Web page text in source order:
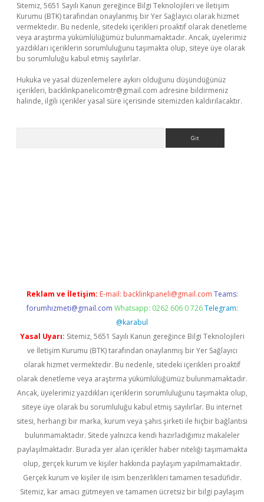
Sitemiz, 5651 Sayılı Kanun gereğince Bilgi Teknolojileri ve İletişim
Kurumu (BTK) tarafından onaylanmış bir Yer Sağlayıcı olarak hizmet
vermektedir. Bu nedenle, sitedeki içerikleri proaktif olarak denetleme
veya araştırma yükümlülüğümüz bulunmamaktadır. Ancak, üyelerimiz
yazdıkları içeriklerin sorumluluğunu taşımakta olup, siteye üye olarak
bu sorumluluğu kabul etmiş sayılırlar.
Hukuka ve yasal düzenlemelere aykırı olduğunu düşündüğünüz
içerikleri, backlinkpanelicomtr@gmail.com adresine bildirmeniz
halinde, ilgili içerikler yasal süre içerisinde sitemizden kaldırılacaktır.
Reklam ve İletişim: E-mail: backlinkpaneli@gmail.com Teams:
forumhizmeti@gmail.com Whatsapp: 0262 606 0 726 Telegram:
@karabul
Yasal Uyarı: Sitemiz, 5651 Sayılı Kanun gereğince Bilgi Teknolojileri
ve İletişim Kurumu (BTK) tarafından onaylanmış bir Yer Sağlayıcı
olarak hizmet vermektedir. Bu nedenle, sitedeki içerikleri proaktif
olarak denetleme veya araştırma yükümlülüğümüz bulunmamaktadır.
Ancak, üyelerimiz yazdıkları içeriklerin sorumluluğunu taşımakta olup,
siteye üye olarak bu sorumluluğu kabul etmiş sayılırlar. Bu internet
sitesi, herhangi bir marka, kurum veya şahıs şirketi ile hiçbir bağlantısı
bulunmamaktadır. Sitede yalnızca kendi hazırladığımız makaleler
paylaşılmaktadır. Burada yer alan içerikler haber niteliği taşımamakta
olup, gerçek kurum ve kişiler hakkında paylaşım yapılmamaktadır.
Gerçek kurum ve kişiler ile isim benzerlikleri tamamen tesadüfidir.
Sitemiz, kar amacı gütmeyen ve tamamen ücretsiz bir bilgi paylaşım